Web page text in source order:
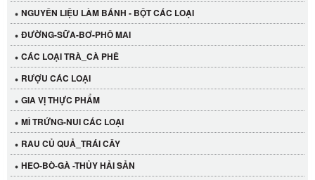
NGUYÊN LIỆU LÀM BÁNH - BỘT CÁC LOẠI
ĐƯỜNG-SỮA-BƠ-PHÔ MAI
CÁC LOẠI TRÀ_CÀ PHÊ
RƯỢU CÁC LOẠI
GIA VỊ THỰC PHẨM
MÌ TRỨNG-NUI CÁC LOẠI
RAU CỦ QUẢ_TRÁI CÂY
HEO-BÒ-GÀ -THỦY HẢI SẢN